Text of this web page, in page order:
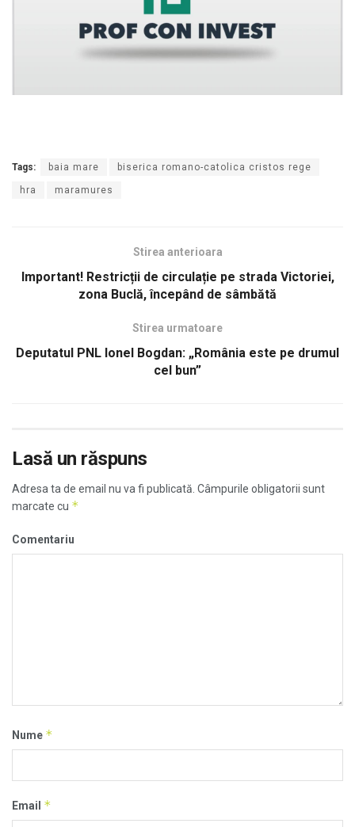
Tags: baia mare biserica romano-catolica cristos rege
hra maramures
Stirea anterioara
Important! Restricții de circulație pe strada Victoriei,
zona Buclă, începând de sâmbătă
Stirea urmatoare
Deputatul PNL Ionel Bogdan: „România este pe drumul
cel bun”
Lasă un răspuns
Adresa ta de email nu va fi publicată. Câmpurile obligatorii sunt
marcate cu *
Comentariu
Nume *
Email *